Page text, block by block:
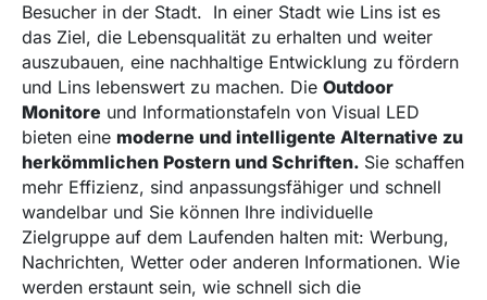
Besucher in der Stadt. In einer Stadt wie Lins ist es
das Ziel, die Lebensqualität zu erhalten und weiter
auszubauen, eine nachhaltige Entwicklung zu fördern
und Lins lebenswert zu machen. DieOutdoor
Monitore und Informationstafeln von Visual LED
bieten eine moderne und intelligente Alternative zu
herkömmlichen Postern und Schriften. Sie schaffen
mehr Effizienz, sind anpassungsfähiger und schnell
wandelbar und Sie können Ihre individuelle
Zielgruppe auf dem Laufenden halten mit: Werbung,
Nachrichten, Wetter oder anderen Informationen. Wie
werden erstaunt sein, wie schnell sich die